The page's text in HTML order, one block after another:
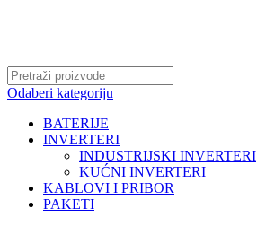
Odaberi kategoriju
BATERIJE
INVERTERI
INDUSTRIJSKI INVERTERI
KUĆNI INVERTERI
KABLOVI I PRIBOR
PAKETI